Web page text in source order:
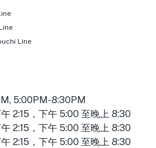
Line
5:00PM-8:30PM
2:15，下午 5:00 至晚上 8:30
2:15，下午 5:00 至晚上 8:30
2:15，下午 5:00 至晚上 8:30